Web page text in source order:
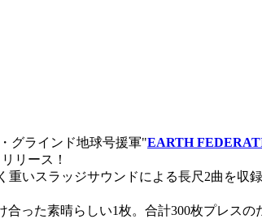
グラインド地球号援軍"EARTH
リース！
いスラッジサウンドによる長尺2曲を収
った素晴らしい1枚。合計300枚プレスの